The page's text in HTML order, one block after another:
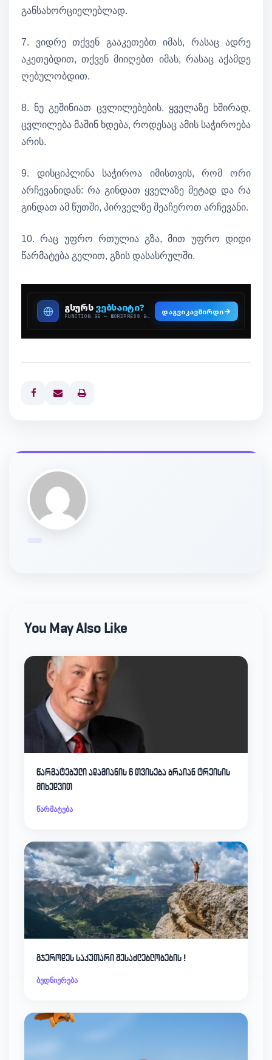
განსახორციელებლად.
7. ვიდრე თქვენ გააკეთებთ იმას, რასაც ადრე
აკეთებდით, თქვენ მიიღებთ იმას, რასაც აქამდე
ღებულობდით.
8. ნუ გეშინიათ ცვლილებების. ყველაზე ხშირად,
ცვლილება მაშინ ხდება, როდესაც ამის საჭიროება
არის.
9. დისციპლინა საჭიროა იმისთვის, რომ ორი
არჩევანიდან: რა გინდათ ყველაზე მეტად და რა
გინდათ ამ წუთში, პირველზე შეაჩეროთ არჩევანი.
10. რაც უფრო რთულია გზა, მით უფრო დიდი
წარმატება გელით, გზის დასასრულში.
Print
You May Also Like
წარმატებული ადამიანის 6 თვისება ბრაიან ტრეისის
მიხედვით
წარმატება
გჯეროდეს საკუთარი შესაძლებლობების !
ბედნიერება